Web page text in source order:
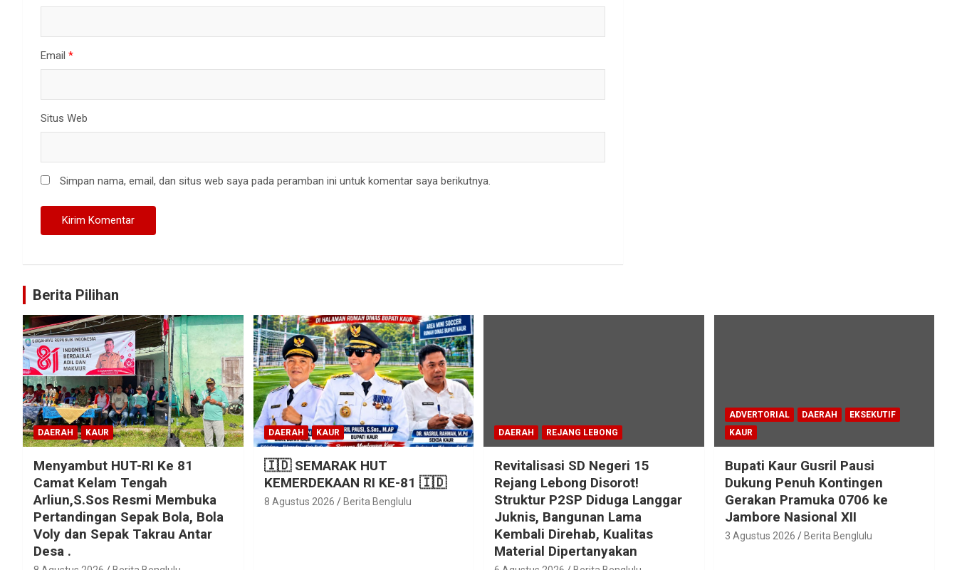
Email *
Situs Web
Simpan nama, email, dan situs web saya pada peramban ini untuk komentar saya berikutnya.
Berita Pilihan
DAERAH KAUR
Menyambut HUT-RI Ke 81
Camat Kelam Tengah
Arliun,S.Sos Resmi Membuka
Pertandingan Sepak Bola, Bola
Voly dan Sepak Takrau Antar
Desa .
DAERAH KAUR
🇮🇩 SEMARAK HUT
KEMERDEKAAN RI KE-81 🇮🇩
8 Agustus 2026 Berita Benglulu
DAERAH REJANG LEBONG
Revitalisasi SD Negeri 15
Rejang Lebong Disorot!
Struktur P2SP Diduga Langgar
Juknis, Bangunan Lama
Kembali Direhab, Kualitas
Material Dipertanyakan
ADVERTORIAL DAERAH
EKSEKUTIF
KAUR
Bupati Kaur Gusril Pausi
Dukung Penuh Kontingen
Gerakan Pramuka 0706 ke
Jambore Nasional XII
3 Agustus 2026 Berita Benglulu